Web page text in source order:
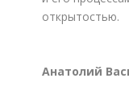
открытостью.
Анатолий